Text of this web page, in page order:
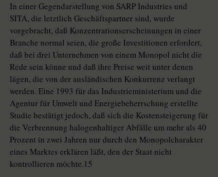
In einer Gegendarstellung von SARP Industries und
SITA, die letztlich Geschäftspartner sind, wurde
vorgebracht, daß Konzentrationserscheinungen in einer
Branche normal seien, die große Investitionen erfordert,
daß bei drei Unternehmen von einem Monopol nicht die
Rede sein könne und daß ihre Preise weit unter denen
lägen, die von der ausländischen Konkurrenz verlangt
werden. Eine 1993 für das Industrieministerium und die
Agentur für Umwelt und Energiebeherrschung erstellte
Studie bestätigt jedoch, daß sich die Kostensteigerung für
die Verbrennung halogenhaltiger Abfälle um mehr als 40
Prozent in zwei Jahren nur durch den Monopolcharakter
eines Marktes erklären läßt, den der Staat nicht
kontrollieren möchte.15